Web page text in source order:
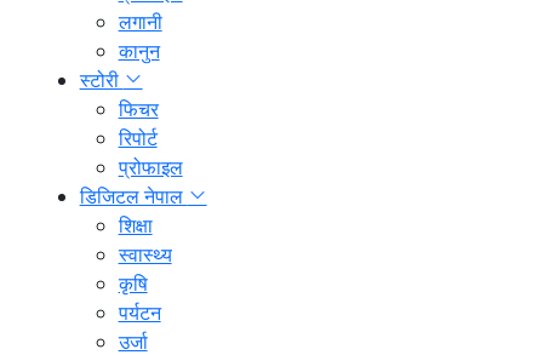
लगानी
कानुन
स्टोरी
फिचर
रिपोर्ट
प्रोफाइल
डिजिटल नेपाल
शिक्षा
स्वास्थ्य
कृषि
पर्यटन
उर्जा